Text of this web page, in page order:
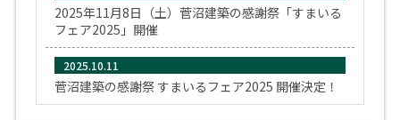
2025年11月8日（土）菅沼建築の感謝祭「すまいる
フェア2025」開催
2025.10.11
菅沼建築の感謝祭 すまいるフェア2025 開催決定！